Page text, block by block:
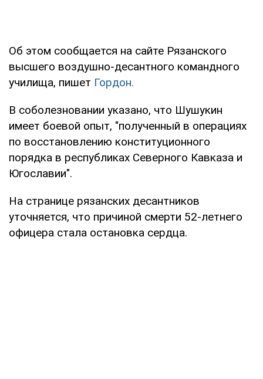
Об этом сообщается на сайте Рязанского
высшего воздушно-десантного командного
училища, пишет Гордон.
В соболезновании указано, что Шушукин
имеет боевой опыт, "полученный в операциях
по восстановлению конституционного
порядка в республиках Северного Кавказа и
Югославии".
На странице рязанских десантников
уточняется, что причиной смерти 52-летнего
офицера стала остановка сердца.